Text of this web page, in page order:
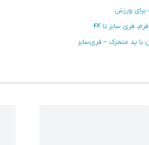
برای ورزش
فری سایز تا ۴۴
پد متحرک – فری‌سایز